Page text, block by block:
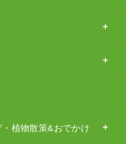
植物散策&おでかけ